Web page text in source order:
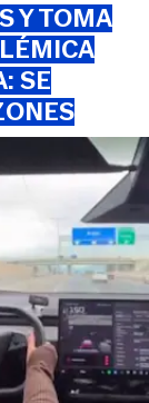
Y TOMA
SE